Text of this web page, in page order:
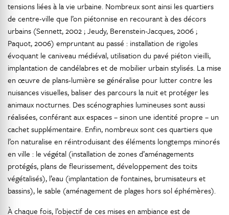
tensions liées à la vie urbaine. Nombreux sont ainsi les quartiers
de centre-ville que l’on piétonnise en recourant à des décors
urbains (Sennett, 2002 ; Jeudy, Berenstein-Jacques, 2006 ;
Paquot, 2006) empruntant au passé : installation de rigoles
évoquant le caniveau médiéval, utilisation du pavé piéton vieilli,
implantation de candélabres et de mobilier urbain stylisés. La mise
en œuvre de plans-lumière se généralise pour lutter contre les
nuisances visuelles, baliser des parcours la nuit et protéger les
animaux nocturnes. Des scénographies lumineuses sont aussi
réalisées, conférant aux espaces – sinon une identité propre – un
cachet supplémentaire. Enfin, nombreux sont ces quartiers que
l’on naturalise en réintroduisant des éléments longtemps minorés
en ville : le végétal (installation de zones d’aménagements
protégés, plans de fleurissement, développement des toits
végétalisés), l’eau (implantation de fontaines, brumisateurs et
bassins), le sable (aménagement de plages hors sol éphémères).
À chaque fois, l’objectif de ces mises en ambiance est de